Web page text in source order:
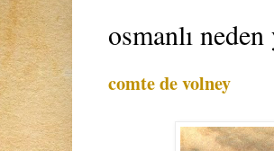
osmanlı neden
comte de volney